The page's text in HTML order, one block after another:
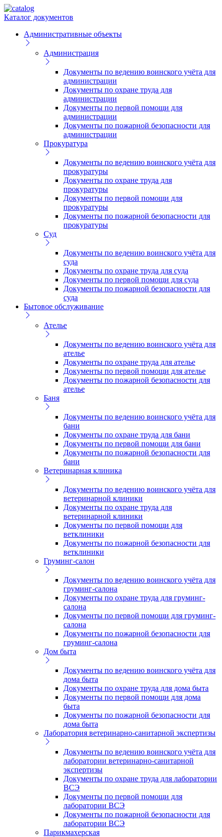
Каталог документов
Административные объекты
Администрация
Документы по ведению воинского учёта для
администрации
Документы по охране труда для
администрации
Документы по первой помощи для
администрации
Документы по пожарной безопасности для
администрации
Прокуратура
Документы по ведению воинского учёта для
прокуратуры
Документы по охране труда для
прокуратуры
Документы по первой помощи для
прокуратуры
Документы по пожарной безопасности для
прокуратуры
Суд
Документы по ведению воинского учёта для
суда
Документы по охране труда для суда
Документы по первой помощи для суда
Документы по пожарной безопасности для
суда
Бытовое обслуживание
Ателье
Документы по ведению воинского учёта для
ателье
Документы по охране труда для ателье
Документы по первой помощи для ателье
Документы по пожарной безопасности для
ателье
Баня
Документы по ведению воинского учёта для
бани
Документы по охране труда для бани
Документы по первой помощи для бани
Документы по пожарной безопасности для
бани
Ветеринарная клиника
Документы по ведению воинского учёта для
ветеринарной клиники
Документы по охране труда для
ветеринарной клиники
Документы по первой помощи для
ветклиники
Документы по пожарной безопасности для
ветклиники
Груминг-салон
Документы по ведению воинского учёта для
груминг-салона
Документы по охране труда для груминг-
салона
Документы по первой помощи для груминг-
салона
Документы по пожарной безопасности для
груминг-салона
Дом быта
Документы по ведению воинского учёта для
дома быта
Документы по охране труда для дома быта
Документы по первой помощи для дома
быта
Документы по пожарной безопасности для
дома быта
Лаборатория ветеринарно-санитарной экспертизы
Документы по ведению воинского учёта для
лаборатории ветеринарно-санитарной
экспертизы
Документы по охране труда для лаборатории
ВСЭ
Документы по первой помощи для
лаборатории ВСЭ
Документы по пожарной безопасности для
лаборатории ВСЭ
Парикмахерская